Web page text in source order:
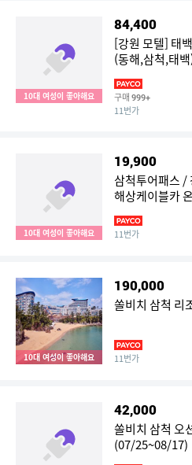
10대 여성이 좋아해요
84,400
[강원 모텔] 태
(동해,삼척,태
구매 999+
11번가
10대 여성이 좋아해요
19,900
삼척투어패스 /
해상케이블카
11번가
10대 여성이 좋아해요
190,000
쏠비치 삼척 리
11번가
42,000
쏠비치 삼척 오
(07/25~08/17)